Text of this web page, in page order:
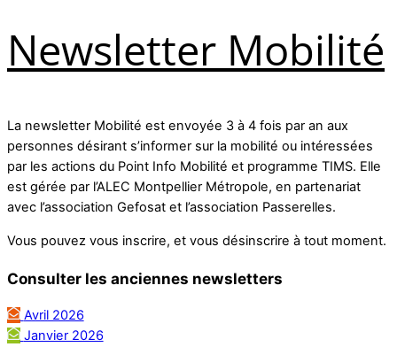
Newsletter Mobilité
La newsletter Mobilité est envoyée 3 à 4 fois par an aux
personnes désirant s’informer sur la mobilité ou intéressées
par les actions du Point Info Mobilité et programme TIMS. Elle
est gérée par l’ALEC Montpellier Métropole, en partenariat
avec l’association Gefosat et l’association Passerelles.
Vous pouvez vous inscrire, et vous désinscrire à tout moment.
Consulter les anciennes newsletters
Avril 2026
Janvier 2026